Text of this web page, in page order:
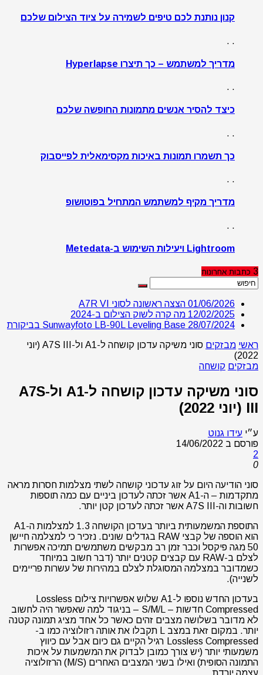
קנון נותנת לכם טיפים לשמירה על ציוד הצילום שלכם
. .
מדריך למשתמש – כך תיצרו Hyperlapse
. .
כיצד להסיר אנשים מתמונות החופשה שלכם
. .
כך תשמרו תמונות באיכות מקסימאלית לפייסבוק
. .
מדריך מקיף למשתמש המתחיל בפוטושופ
. .
Lightroom ויעילות השימוש ב-Metedata
3 כתבות אחרונות
01/06/2026 הצצה ראשונה לסוני A7R VI
12/02/2025 מה קרה לשוק הצילום ב-2024
28/07/2024 Sunwayfoto LB-90L Leveling Base בביקורת
ראשי מבזקים
סוני משיקה עדכון קושחה ל-A1 ול-A7S III (יוני
2022)
מבזקים קושחה
סוני משיקה עדכון קושחה ל-A1 ול-A7S
III (יוני 2022)
ע״י עידו גנוט
פורסם ב 14/06/2022
2
0
סוני הודיעה היום על זוג עדכוני קושחה לשתי מצלמות חסרות מראה
מתקדמות – ה-A1 אשר זכתה לעדכון ביניים עם כמה תוספות
חשובות וה-A7S III אשר זכתה לעדכון קטן יותר.
התוספת המשמעותית ביותר בעדכון הקושחה 1.3 למצלמות ה-A1
הוא הוספה של קבצי RAW בגדלים שונים. נזכיר כי למצלמה חיישן
50 מגה פיקסל וכבר זמן רב מבקשים משתמשים תמיכה אפשרות
לצלם ב-RAW עם קבצים קטנים יותר (דבר חשוב במיוחד
כשמדובר במצלמה המסוגלת לצלם במהירות של עשרות פריימים
לשנייה).
בעדכון החדש נוספו ל-A1 שלוש אפשרויות צילום Lossless
Compressed חדשות – S/M/L – בניגוד למה שאפשר היה לחשוב
לא מדובר בשלושה מצבים זהים כאשר כל אחד מציג תמונה קטנה
יותר. במקום זאת במצב L תקבלו את אותה רזולוציה כמו ב-
Lossless Compressed רגיל הקיים גם כיום אבל עם כיווץ
משמעותי יותר (יש צורך כמובן לבדוק את המשמעות על איכות
התמונה הסופית) ואילו בשני המצבים האחרים (M/S) הרזולוציה
עצמה יורדת.